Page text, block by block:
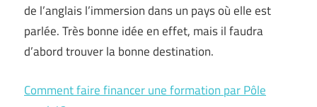
de l’anglais l’immersion dans un pays où elle est
parlée. Très bonne idée en effet, mais il faudra
d’abord trouver la bonne destination.
Comment faire financer une formation par Pôle